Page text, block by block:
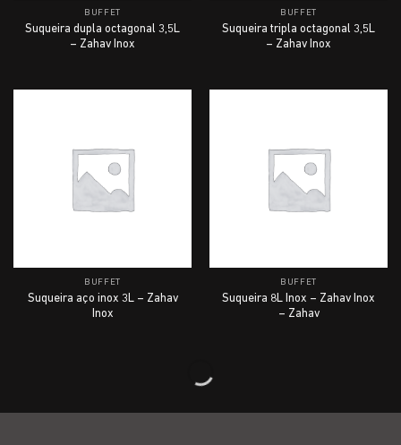
BUFFET
Suqueira dupla octagonal 3,5L
– Zahav Inox
BUFFET
Suqueira tripla octagonal 3,5L
– Zahav Inox
BUFFET
Suqueira aço inox 3L – Zahav
Inox
BUFFET
Suqueira 8L Inox – Zahav Inox
– Zahav